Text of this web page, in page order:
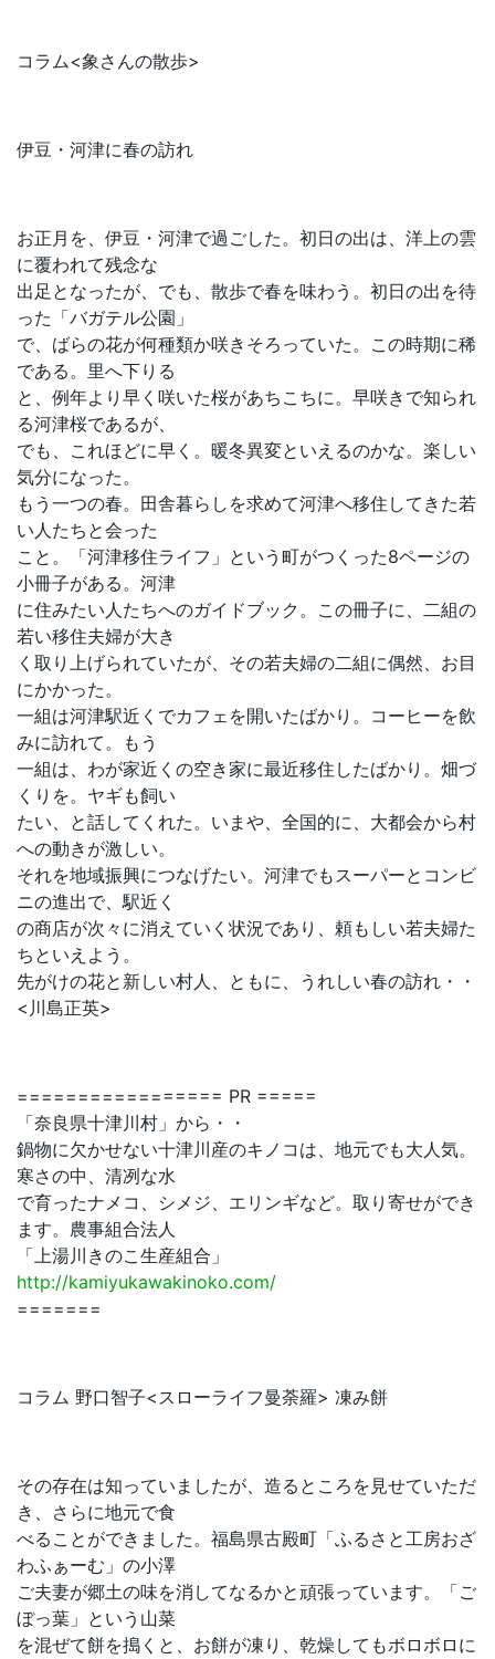
コラム<象さんの散歩>
伊豆・河津に春の訪れ
お正月を、伊豆・河津で過ごした。初日の出は、洋上の雲
に覆われて残念な
出足となったが、でも、散歩で春を味わう。初日の出を待
った「バガテル公園」
で、ばらの花が何種類か咲きそろっていた。この時期に稀
である。里へ下りる
と、例年より早く咲いた桜があちこちに。早咲きで知られ
る河津桜であるが、
でも、これほどに早く。暖冬異変といえるのかな。楽しい
気分になった。
もう一つの春。田舎暮らしを求めて河津へ移住してきた若
い人たちと会った
こと。「河津移住ライフ」という町がつくった8ページの
小冊子がある。河津
に住みたい人たちへのガイドブック。この冊子に、二組の
若い移住夫婦が大き
く取り上げられていたが、その若夫婦の二組に偶然、お目
にかかった。
一組は河津駅近くでカフェを開いたばかり。コーヒーを飲
みに訪れて。もう
一組は、わが家近くの空き家に最近移住したばかり。畑づ
くりを。ヤギも飼い
たい、と話してくれた。いまや、全国的に、大都会から村
への動きが激しい。
それを地域振興につなげたい。河津でもスーパーとコンビ
ニの進出で、駅近く
の商店が次々に消えていく状況であり、頼もしい若夫婦た
ちといえよう。
先がけの花と新しい村人、ともに、うれしい春の訪れ・・
<川島正英>
================= PR =====
「奈良県十津川村」から・・
鍋物に欠かせない十津川産のキノコは、地元でも大人気。
寒さの中、清冽な水
で育ったナメコ、シメジ、エリンギなど。取り寄せができ
ます。農事組合法人
「上湯川きのこ生産組合」
http://kamiyukawakinoko.com/
=======
コラム 野口智子<スローライフ曼荼羅> 凍み餅
その存在は知っていましたが、造るところを見せていただ
き、さらに地元で食
べることができました。福島県古殿町「ふるさと工房おざ
わふぁーむ」の小澤
ご夫妻が郷土の味を消してなるかと頑張っています。「ご
ぼっ葉」という山菜
を混ぜて餅を搗くと、お餅が凍り、乾燥してもボロボロに